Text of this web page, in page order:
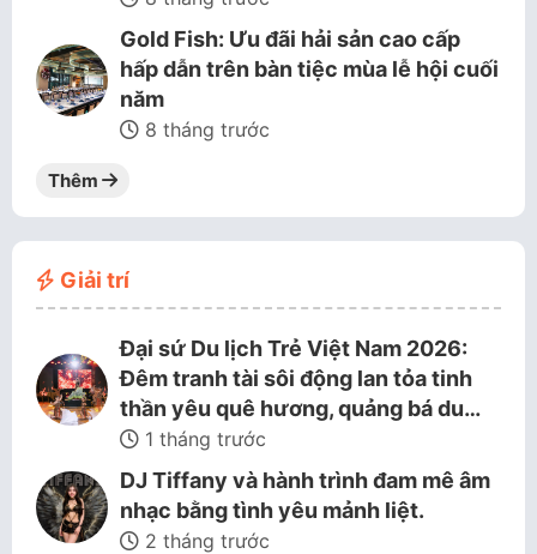
Gold Fish: Ưu đãi hải sản cao cấp
hấp dẫn trên bàn tiệc mùa lễ hội cuối
năm
8 tháng trước
Thêm
Giải trí
Đại sứ Du lịch Trẻ Việt Nam 2026:
Đêm tranh tài sôi động lan tỏa tinh
thần yêu quê hương, quảng bá du…
1 tháng trước
DJ Tiffany và hành trình đam mê âm
nhạc bằng tình yêu mảnh liệt.
2 tháng trước